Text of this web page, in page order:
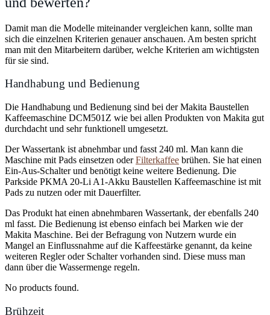
Damit man die Modelle miteinander vergleichen kann, sollte man
sich die einzelnen Kriterien genauer anschauen. Am besten spricht
man mit den Mitarbeitern darüber, welche Kriterien am wichtigsten
für sie sind.
Handhabung und Bedienung
Die Handhabung und Bedienung sind bei der Makita Baustellen
Kaffeemaschine DCM501Z wie bei allen Produkten von Makita gut
durchdacht und sehr funktionell umgesetzt.
Der Wassertank ist abnehmbar und fasst 240 ml. Man kann die
Maschine mit Pads einsetzen oderFilterkaffee brühen. Sie hat einen
Ein-Aus-Schalter und benötigt keine weitere Bedienung. Die
Parkside PKMA 20-Li A1-Akku Baustellen Kaffeemaschine ist mit
Pads zu nutzen oder mit Dauerfilter.
Das Produkt hat einen abnehmbaren Wassertank, der ebenfalls 240
ml fasst. Die Bedienung ist ebenso einfach bei Marken wie der
Makita Maschine. Bei der Befragung von Nutzern wurde ein
Mangel an Einflussnahme auf die Kaffeestärke genannt, da keine
weiteren Regler oder Schalter vorhanden sind. Diese muss man
dann über die Wassermenge regeln.
No products found.
Brühzeit